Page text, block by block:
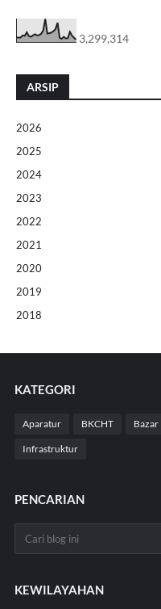
3,299,314
ARSIP
2026
2025
2024
2023
2022
2021
2020
2019
2018
KATEGORI
Aparatur BKCHT Bazar
Infrastruktur
PENCARIAN
KEWILAYAHAN